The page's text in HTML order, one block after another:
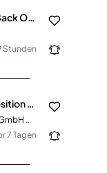
Teamleiter Disposition & Back Office (m/w/d) Mobiler Hydraulik-Sofortservice
Stunden
KRONE Spare Parts Logistics GmbH & Co. KG
7 Tagen